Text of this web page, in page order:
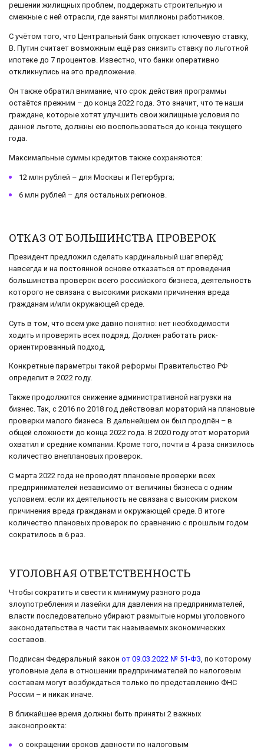
решении жилищных проблем, поддержать строительную и
смежные с ней отрасли, где заняты миллионы работников.
С учётом того, что Центральный банк опускает ключевую ставку,
В. Путин считает возможным ещё раз снизить ставку по льготной
ипотеке до 7 процентов. Известно, что банки оперативно
откликнулись на это предложение.
Он также обратил внимание, что срок действия программы
остаётся прежним – до конца 2022 года. Это значит, что те наши
граждане, которые хотят улучшить свои жилищные условия по
данной льготе, должны ею воспользоваться до конца текущего
года.
Максимальные суммы кредитов также сохраняются:
12 млн рублей – для Москвы и Петербурга;
6 млн рублей – для остальных регионов.
ОТКАЗ ОТ БОЛЬШИНСТВА ПРОВЕРОК
Президент предложил сделать кардинальный шаг вперёд:
навсегда и на постоянной основе отказаться от проведения
большинства проверок всего российского бизнеса, деятельность
которого не связана с высокими рисками причинения вреда
гражданам и/или окружающей среде.
Суть в том, что всем уже давно понятно: нет необходимости
ходить и проверять всех подряд. Должен работать риск-
ориентированный подход.
Конкретные параметры такой реформы Правительство РФ
определит в 2022 году.
Также продолжится снижение административной нагрузки на
бизнес. Так, с 2016 по 2018 год действовал мораторий на плановые
проверки малого бизнеса. В дальнейшем он был продлён – в
общей сложности до конца 2022 года. В 2020 году этот мораторий
охватил и средние компании. Кроме того, почти в 4 раза снизилось
количество внеплановых проверок.
С марта 2022 года не проводят плановые проверки всех
предпринимателей независимо от величины бизнеса с одним
условием: если их деятельность не связана с высоким риском
причинения вреда гражданам и окружающей среде. В итоге
количество плановых проверок по сравнению с прошлым годом
сократилось в 6 раз.
УГОЛОВНАЯ ОТВЕТСТВЕННОСТЬ
Чтобы сократить и свести к минимуму разного рода
злоупотребления и лазейки для давления на предпринимателей,
власти последовательно убирают размытые нормы уголовного
законодательства в части так называемых экономических
составов.
Подписан Федеральный закон от 09.03.2022 № 51-ФЗ , по которому
уголовные дела в отношении предпринимателей по налоговым
составам могут возбуждаться только по представлению ФНС
России – и никак иначе.
В ближайшее время должны быть приняты 2 важных
законопроекта:
о сокращении сроков давности по налоговым